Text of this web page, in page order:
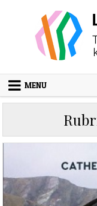
MENU